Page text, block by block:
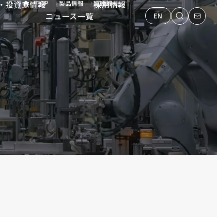
ジ 理念 会社概要
カヤバの歴史・カヤバ史料
トワーク
コーポレートガバナンス
プ・ラリーチーム
イルダンパー問題への対応について
車 二輪車 スポーツ・福祉 建設機械
舞台機構 IoTシステム 鉄道 特装車両
ログダウンロード
サステナビリティ戦略 環境
サプライチェーンマネジメント
投資家情報
IR
株主・投資家情報
経営情報 個人投資家の皆様へ
IRカレンダー
IRニュース一覧
ニュース一覧
採用情報
RECRUIT
採用情報
新卒採
EN
TOP 製品情報 建設機械